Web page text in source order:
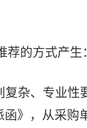
的方式产生：
杂、专业性
》，从采购